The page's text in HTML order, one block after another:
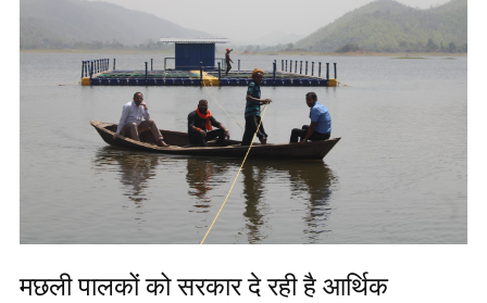
मछली पालकों को सरकार दे रही है आर्थिक